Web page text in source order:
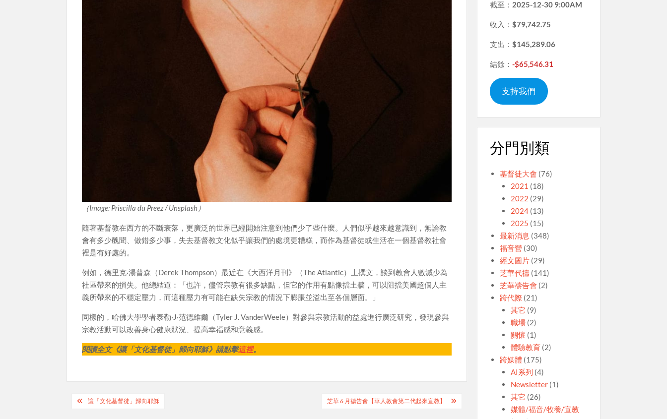
（Image: Priscilla du Preez / Unsplash）
隨著基督教在西方的不斷衰落，更廣泛的世界已經開始注意到他們少了些什麼。人們似乎越來越意識到，無論教
會有多少醜聞、做錯多少事，失去基督教文化似乎讓我們的處境更糟糕，而作為基督徒或生活在一個基督教社會
裡是有好處的。
例如，德里克·湯普森（Derek Thompson）最近在《大西洋月刊》（The Atlantic）上撰文，談到教會人數減少為
社區帶來的損失。他總結道：「也許，儘管宗教有很多缺點，但它的作用有點像擋土牆，可以阻擋美國超個人主
義所帶來的不穩定壓力，而這種壓力有可能在缺失宗教的情況下膨脹並溢出至各個層面。」
同樣的，哈佛大學學者泰勒·J·范德維爾（Tyler J. VanderWeele）對參與宗教活動的益處進行廣泛研究，發現參與
宗教活動可以改善身心健康狀況、提高幸福感和意義感。
閱讀全文《讓「文化基督徒」歸向耶穌》請點擊這裡。
Post讓「文化基督徒」歸向耶穌 芝華 6 月禱告會【華人教會第二代起來宣教】
截至： 2025-12-30 9:00AM
收入： $79,742.75
支出： $145,289.06
結餘： -$65,546.31
支持我們
分門別類
基督徒大會 (76)
2021 (18)
2022 (29)
2024 (13)
2025 (15)
最新消息 (348)
福音營(30)
經文圖片(29)
芝華代禱(141)
芝華禱告會 (2)
跨代際(21)
其它 (9)
職場 (2)
關懷 (1)
體驗教育 (2)
跨媒體 (175)
AI系列 (4)
Newsletter (1)
其它 (26)
媒體/福音/牧養/宣教